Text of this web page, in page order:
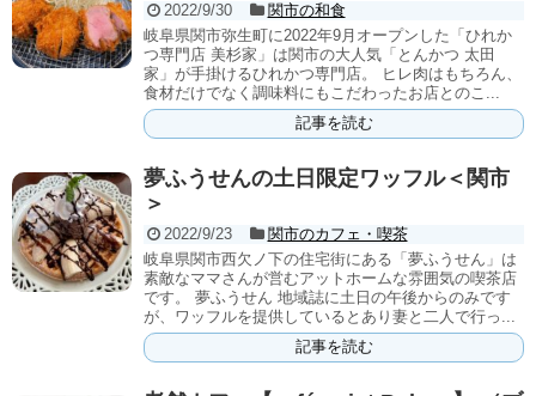
2022/9/30
関市の和食
岐阜県関市弥生町に2022年9月オープンした「ひれか
つ専門店 美杉家」は関市の大人気「とんかつ 太田
家」が手掛けるひれかつ専門店。 ヒレ肉はもちろん、
食材だけでなく調味料にもこだわったお店とのこ...
記事を読む
夢ふうせんの土日限定ワッフル＜関市
＞
2022/9/23
関市のカフェ・喫茶
岐阜県関市西欠ノ下の住宅街にある「夢ふうせん」は
素敵なママさんが営むアットホームな雰囲気の喫茶店
です。 夢ふうせん 地域誌に土日の午後からのみです
が、ワッフルを提供しているとあり妻と二人で行っ...
記事を読む